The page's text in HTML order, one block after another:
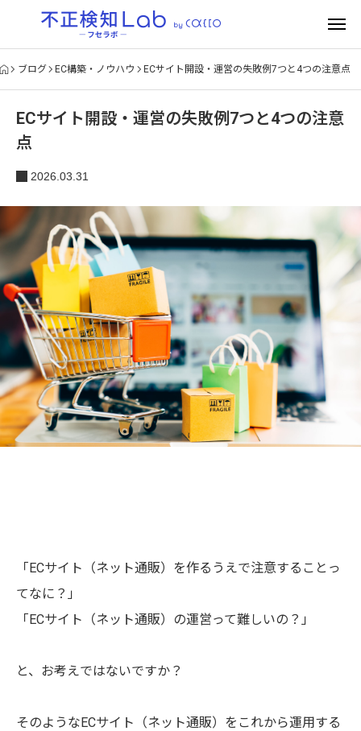
ブログ EC構築・ノウハウ ECサイト開設・運営の失敗例7つと4つの注意点
ECサイト開設・運営の失敗例7つと4つの注意
点
2026.03.31
「ECサイト（ネット通販）を作るうえで注意することっ
てなに？」
「ECサイト（ネット通販）の運営って難しいの？」
と、お考えではないですか？
そのようなECサイト（ネット通販）をこれから運用する